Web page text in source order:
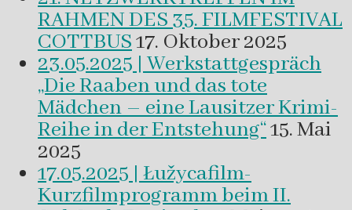
RAHMEN DES 35. FILMFESTIVAL
COTTBUS17. Oktober 2025
23.05.2025 | Werkstattgespräch
„Die Raaben und das tote
Mädchen – eine Lausitzer Krimi-
Reihe in der Entstehung“15. Mai
2025
17.05.2025 | Łužycafilm-
Kurzfilmprogramm beim II.